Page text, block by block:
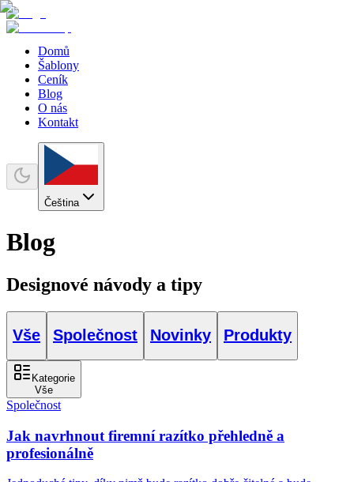
Domů
Šablony
Ceník
Blog
O nás
Kontakt
Čeština
Blog
Designové návody a tipy
Vše Společnost Novinky Produkty
Kategorie
Vše
Společnost
Jak navrhnout firemní razítko přehledně a
profesionálně